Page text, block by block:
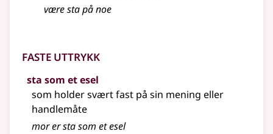
værestapå noe
Faste uttrykk
sta som et esel
som holder svært fast på sin mening eller
handlemåte
mor er sta som et esel